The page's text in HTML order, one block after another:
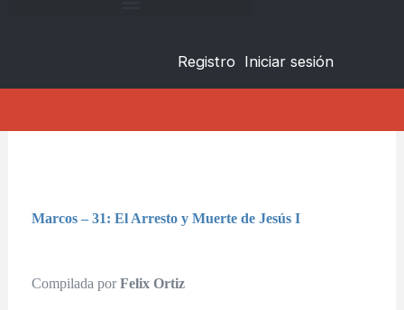
Registro Iniciar sesión
Marcos – 31: El Arresto y Muerte de Jesús I
Compilada porFelix Ortiz